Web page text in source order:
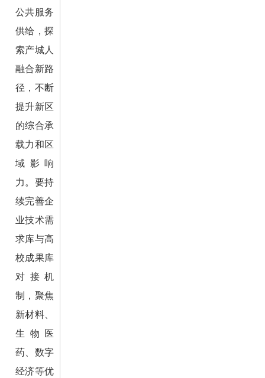
公共服务
供给，探
索产城人
融合新路
径，不断
提升新区
的综合承
载力和区
域影响
力。要持
续完善企
业技术需
求库与高
校成果库
对接机
制，聚焦
新材料、
生物医
药、数字
经济等优